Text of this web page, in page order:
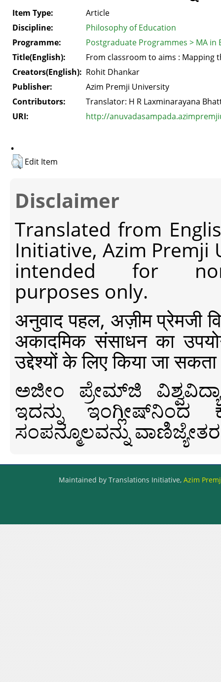
Item Type:
Article
Discipline:
Philosophy of Education
Programme:
Postgraduate Programmes > MA in
Title(English):
From classroom to aims : Mapping
Creators(English): Rohit Dhankar
Publisher:
Azim Premji University
Contributors:
Translator: H R Laxminarayana
URI:
http://
.
Edit Item
Disclaimer
Translated from
Initiative, Azim Premji
intended for non-
purposes only.
अनुवाद पहल, अज़ीम प्रेमजी
अकादमिक संसाधन का
उद्देश्यों के लिए किया जा
ಅಜೀಂ ಪ್ರೇಮ್‍ಜಿ
ಇದನ್ನು ಇಂಗ್ಲೀಷ್‍ನಿಂದ
ಸಂಪನ್ಮೂಲವನ್ನು
Maintained by Translations Initiative, Azim